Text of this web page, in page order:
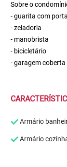
Sobre o
- guarita com
- zeladoria
- manobrista
- bicicletário
- garagem
Armário
Armário